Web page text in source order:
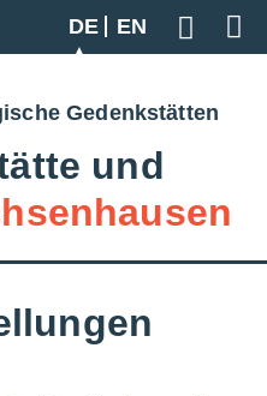
DE
EN
Geben
Zur Gesamtübersicht
Gedenkstätten
und